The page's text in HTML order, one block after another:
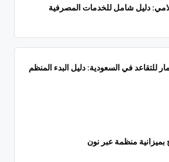
دليل شامل للخدمات المصرفية
للتقاعد في السعودية: دليل البدء المنظم
بميزانية منظمة عبر نون